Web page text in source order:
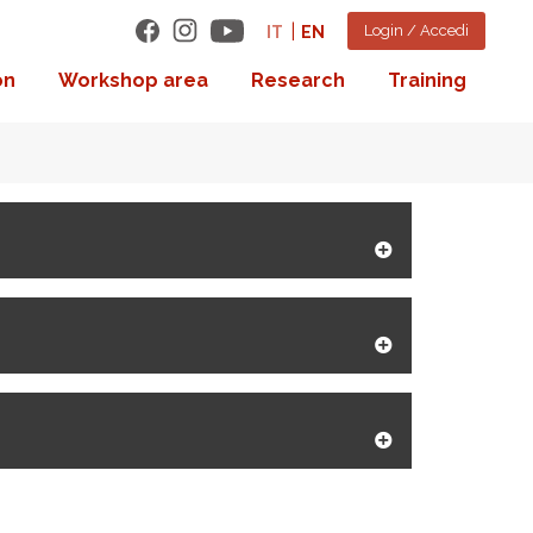
IT EN Login / Accedi
Workshop area Research Training